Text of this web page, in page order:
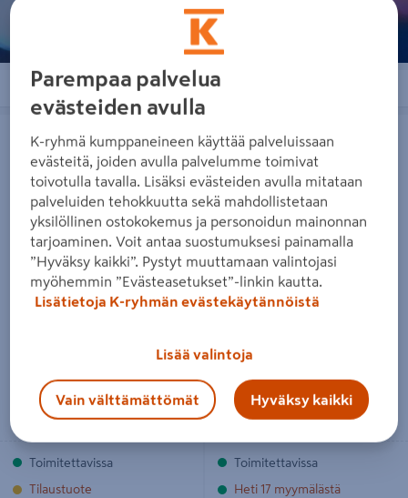
Järjestä
300mm AISI304
Räystäs-/suojaverkko Lektex
rst 300mm AISI304
Lue lisää
Toimitettavissa
Tilaustuote
N1
Suodatinkangas lektex 2x10m
20m² N1
1,50 €/ m²
Lue lisää
Toimitettavissa
Heti 17 myymälästä
Parempaa palvelua
evästeiden avulla
K-ryhmä kumppaneineen käyttää palveluissaan
evästeitä, joiden avulla palvelumme toimivat
toivotulla tavalla. Lisäksi evästeiden avulla mitataan
palveluiden tehokkuutta sekä mahdollistetaan
yksilöllinen ostokokemus ja personoidun mainonnan
tarjoaminen. Voit antaa suostumuksesi painamalla
”Hyväksy kaikki”. Pystyt muuttamaan valintojasi
myöhemmin ”Evästeasetukset”-linkin kautta.
Lisätietoja K-ryhmän evästekäytännöistä
Lisää valintoja
Vain välttämättömät Hyväksy kaikki